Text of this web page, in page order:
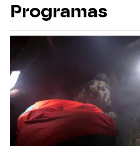
Programas